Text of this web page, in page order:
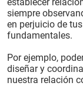
siempre
en perjuicio de
fundamentales.
Por ejemplo,
diseñar y
nuestra relación